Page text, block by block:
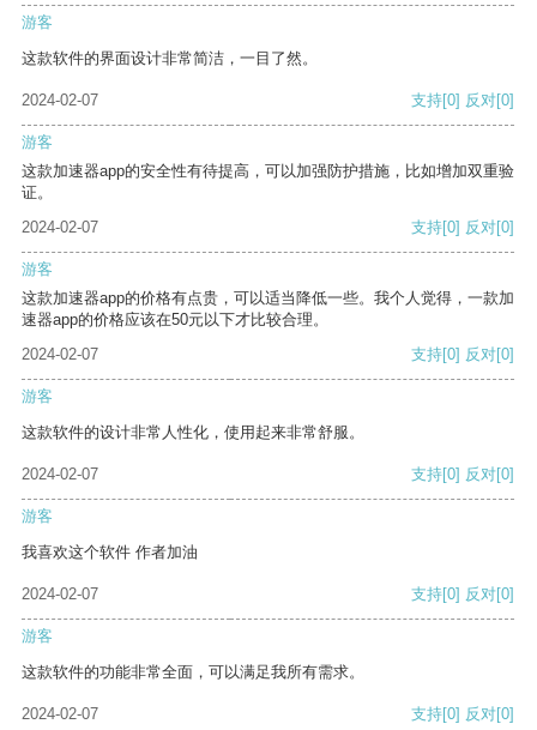
游客
这款软件的界面设计非常简洁，一目了然。
2024-02-07 支持[0] 反对[0]
游客
这款加速器app的安全性有待提高，可以加强防护措施，比如增加双重验
证。
2024-02-07
支持[0] 反对[0]
游客
这款加速器app的价格有点贵，可以适当降低一些。我个人觉得，一款加
速器app的价格应该在50元以下才比较合理。
2024-02-07
支持[0] 反对[0]
游客
这款软件的设计非常人性化，使用起来非常舒服。
2024-02-07 支持[0] 反对[0]
游客
我喜欢这个软件 作者加油
2024-02-07 支持[0] 反对[0]
游客
这款软件的功能非常全面，可以满足我所有需求。
2024-02-07 支持[0] 反对[0]